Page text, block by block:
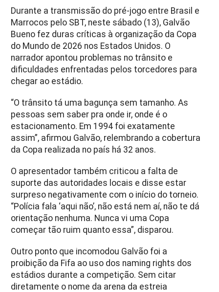
Durante a transmissão do pré-jogo entre Brasil e
Marrocos pelo SBT, neste sábado (13), Galvão
Bueno fez duras críticas à organização da Copa
do Mundo de 2026 nos Estados Unidos. O
narrador apontou problemas no trânsito e
dificuldades enfrentadas pelos torcedores para
chegar ao estádio.
“O trânsito tá uma bagunça sem tamanho. As
pessoas sem saber pra onde ir, onde é o
estacionamento. Em 1994 foi exatamente
assim”, afirmou Galvão, relembrando a cobertura
da Copa realizada no país há 32 anos.
O apresentador também criticou a falta de
suporte das autoridades locais e disse estar
surpreso negativamente com o início do torneio.
“Polícia fala ‘aqui não’, não está nem aí, não te dá
orientação nenhuma. Nunca vi uma Copa
começar tão ruim quanto essa”, disparou.
Outro ponto que incomodou Galvão foi a
proibição da Fifa ao uso dos naming rights dos
estádios durante a competição. Sem citar
diretamente o nome da arena da estreia